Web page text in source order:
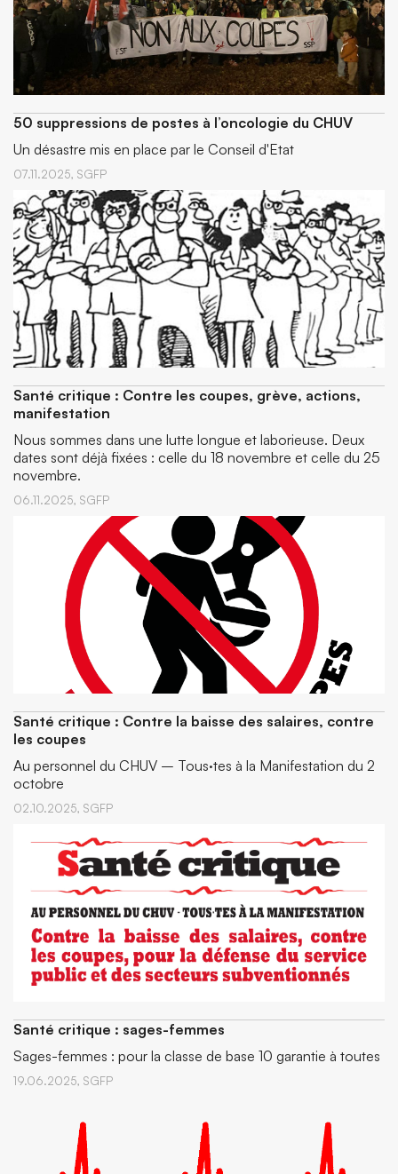
50 suppressions de postes à l’oncologie du CHUV
Un désastre mis en place par le Conseil d'Etat
07.11.2025, SGFP
Santé critique : Contre les coupes, grève, actions,
manifestation
Nous sommes dans une lutte longue et laborieuse. Deux
dates sont déjà fixées : celle du 18 novembre et celle du 25
novembre.
06.11.2025, SGFP
Santé critique : Contre la baisse des salaires, contre
les coupes
Au personnel du CHUV – Tous·tes à la Manifestation du 2
octobre
02.10.2025, SGFP
Santé critique : sages-femmes
Sages-femmes : pour la classe de base 10 garantie à toutes
19.06.2025, SGFP